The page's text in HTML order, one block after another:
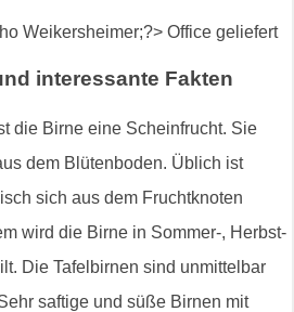
interessante Fakten
die Birne eine Scheinfrucht. Sie
dem Blütenboden. Üblich ist
sich aus dem Fruchtknoten
wird die Birne in Sommer-, Herbst-
Die Tafelbirnen sind unmittelbar
saftige und süße Birnen mit